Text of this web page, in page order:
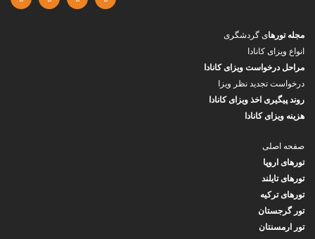
مجله تورهای گردشگری
انواع ویزای کانادا
مراحل درخواست ویزای کانادا
درخواست تجدید نظر ویزا
روند پیگیری اخذ ویزای کانادا
هزینه ویزای کانادا
صفحه اصلی
تورهای اروپا
تورهای تایلند
تورهای ترکیه
تور گرجستان
تور ارمسنتان